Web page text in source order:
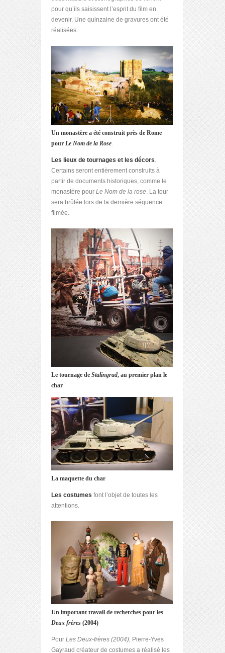
pour qu’ils saisissent l’esprit du film en
devenir. Une quinzaine de gravures ont été
réalisées.
Un monastère a été construit près de Rome
pour Le Nom de la Rose.
Les lieux de tournages et les décors.
Certains seront entièrement construits à
partir de documents historiques, comme le
monastère pour Le Nom de la rose. La tour
sera brûlée lors de la dernière séquence
filmée.
Le tournage de Stalingrad, au premier plan le
char
La maquette du char
Les costumes font l’objet de toutes les
attentions.
Un important travail de recherches pour les
Deux frères (2004)
Pour Les Deux-frères (2004), Pierre-Yves
Gayraud créateur de costumes a réalisé les